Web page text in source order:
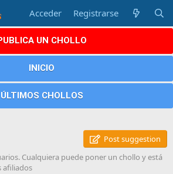
Acceder Registrarse
UN CHOLLO
INICIO
ÚLTIMOS CHOLLOS
Post suggestion
Cualquiera puede poner un chollo y está
afiliados